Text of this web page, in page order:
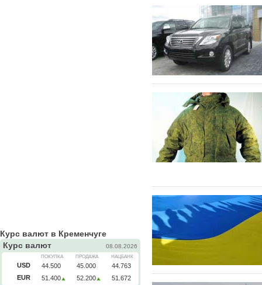
Курс валют в Кременчуге